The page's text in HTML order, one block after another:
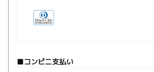
コンビニ支払い